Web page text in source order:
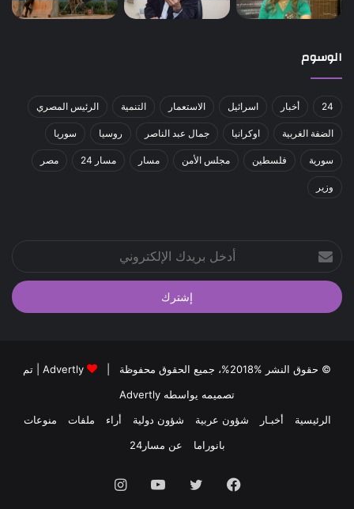
الوسوم
24 أخبار اسرائيل الاستعمار التنمية الرئيس المصري
الضفة الغربية اوكرانيا جمال عبد الناصر روسيا سوريا
سورية فلسطين مجلس الأمن مسار مسار 24 مصر
وزير
بريدك
الإلكتروني
© حقوق النشر %2018%، جميع الحقوق محفوظة | Advertly | تم
تصميمه يواسطه Advertly
الرئيسية
أخبـار شؤون عربية شؤون دولية أراء ملفات
منوعات
بانوراما
عن مسار24
فيسبوك تويتر يوتيوب